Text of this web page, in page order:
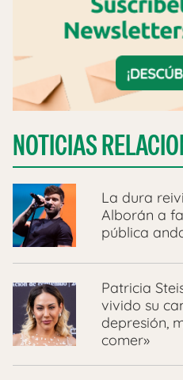
NOTICIAS
La dura
Alborán a
pública
Patricia
vivido su
depresión,
comer»